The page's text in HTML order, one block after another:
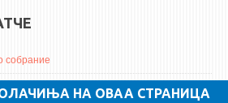
собрание
НА ОВАА СТРАНИЦА